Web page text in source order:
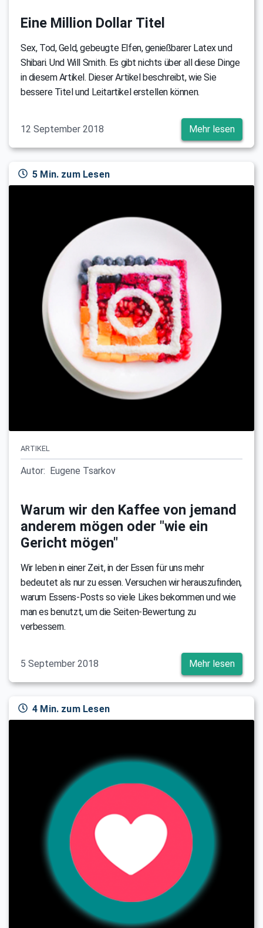
Eine Million Dollar Titel
Sex, Tod, Geld, gebeugte Elfen, genießbarer Latex und
Shibari. Und Will Smith. Es gibt nichts über all diese Dinge
in diesem Artikel. Dieser Artikel beschreibt, wie Sie
bessere Titel und Leitartikel erstellen können.
12 September 2018 Mehr lesen
5 Min. zum Lesen
ARTIKEL
Autor: Eugene Tsarkov
Warum wir den Kaffee von jemand
anderem mögen oder "wie ein
Gericht mögen"
Wir leben in einer Zeit, in der Essen für uns mehr
bedeutet als nur zu essen. Versuchen wir herauszufinden,
warum Essens-Posts so viele Likes bekommen und wie
man es benutzt, um die Seiten-Bewertung zu
verbessern.
5 September 2018 Mehr lesen
4 Min. zum Lesen